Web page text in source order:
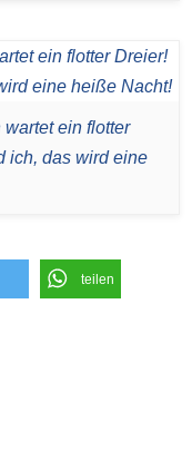
ein flotter
ich, das wird eine
teilen